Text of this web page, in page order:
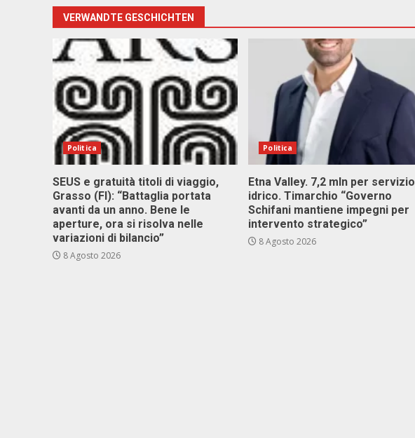
VERWANDTE GESCHICHTEN
Politica
SEUS e gratuità titoli di viaggio,
Grasso (FI): “Battaglia portata
avanti da un anno. Bene le
aperture, ora si risolva nelle
variazioni di bilancio”
8 Agosto 2026
Politica
Etna Valley. 7,2 mln per servizio
idrico. Timarchio “Governo
Schifani mantiene impegni per
intervento strategico”
8 Agosto 2026